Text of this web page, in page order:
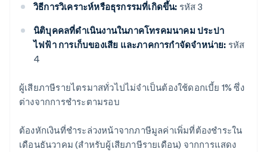
วิธีการวิเคราะห์หรือธุรกรรมที่เกิดขึ้น: รหัส 3
นิติบุคคลที่ดําเนินงานในภาคโทรคมนาคม ประปา
ไฟฟ้า การเก็บของเสีย และภาคการกําจัดจําหน่าย: รหัส
4
ผู้เสียภาษีรายไตรมาสทั่วไปไม่จําเป็นต้องใช้ดอกเบี้ย 1% ซึ่ง
ต่างจากการชําระตามรอบ
ต้องหักเงินที่ชําระล่วงหน้าจากภาษีมูลค่าเพิ่มที่ต้องชําระใน
เดือนธันวาคม (สําหรับผู้เสียภาษีรายเดือน) จากการแสดง